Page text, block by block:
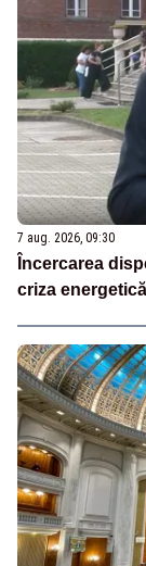
7 aug. 2026, 09:30
Încercarea
criza